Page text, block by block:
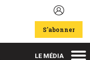
S'abonner
LE MÉDIA